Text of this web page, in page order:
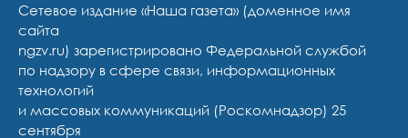
Сетевое издание «Наша газета» (доменное имя
сайта
ngzv.ru) зарегистрировано Федеральной службой
по надзору в сфере связи, информационных
технологий
и массовых коммуникаций (Роскомнадзор) 25
сентября